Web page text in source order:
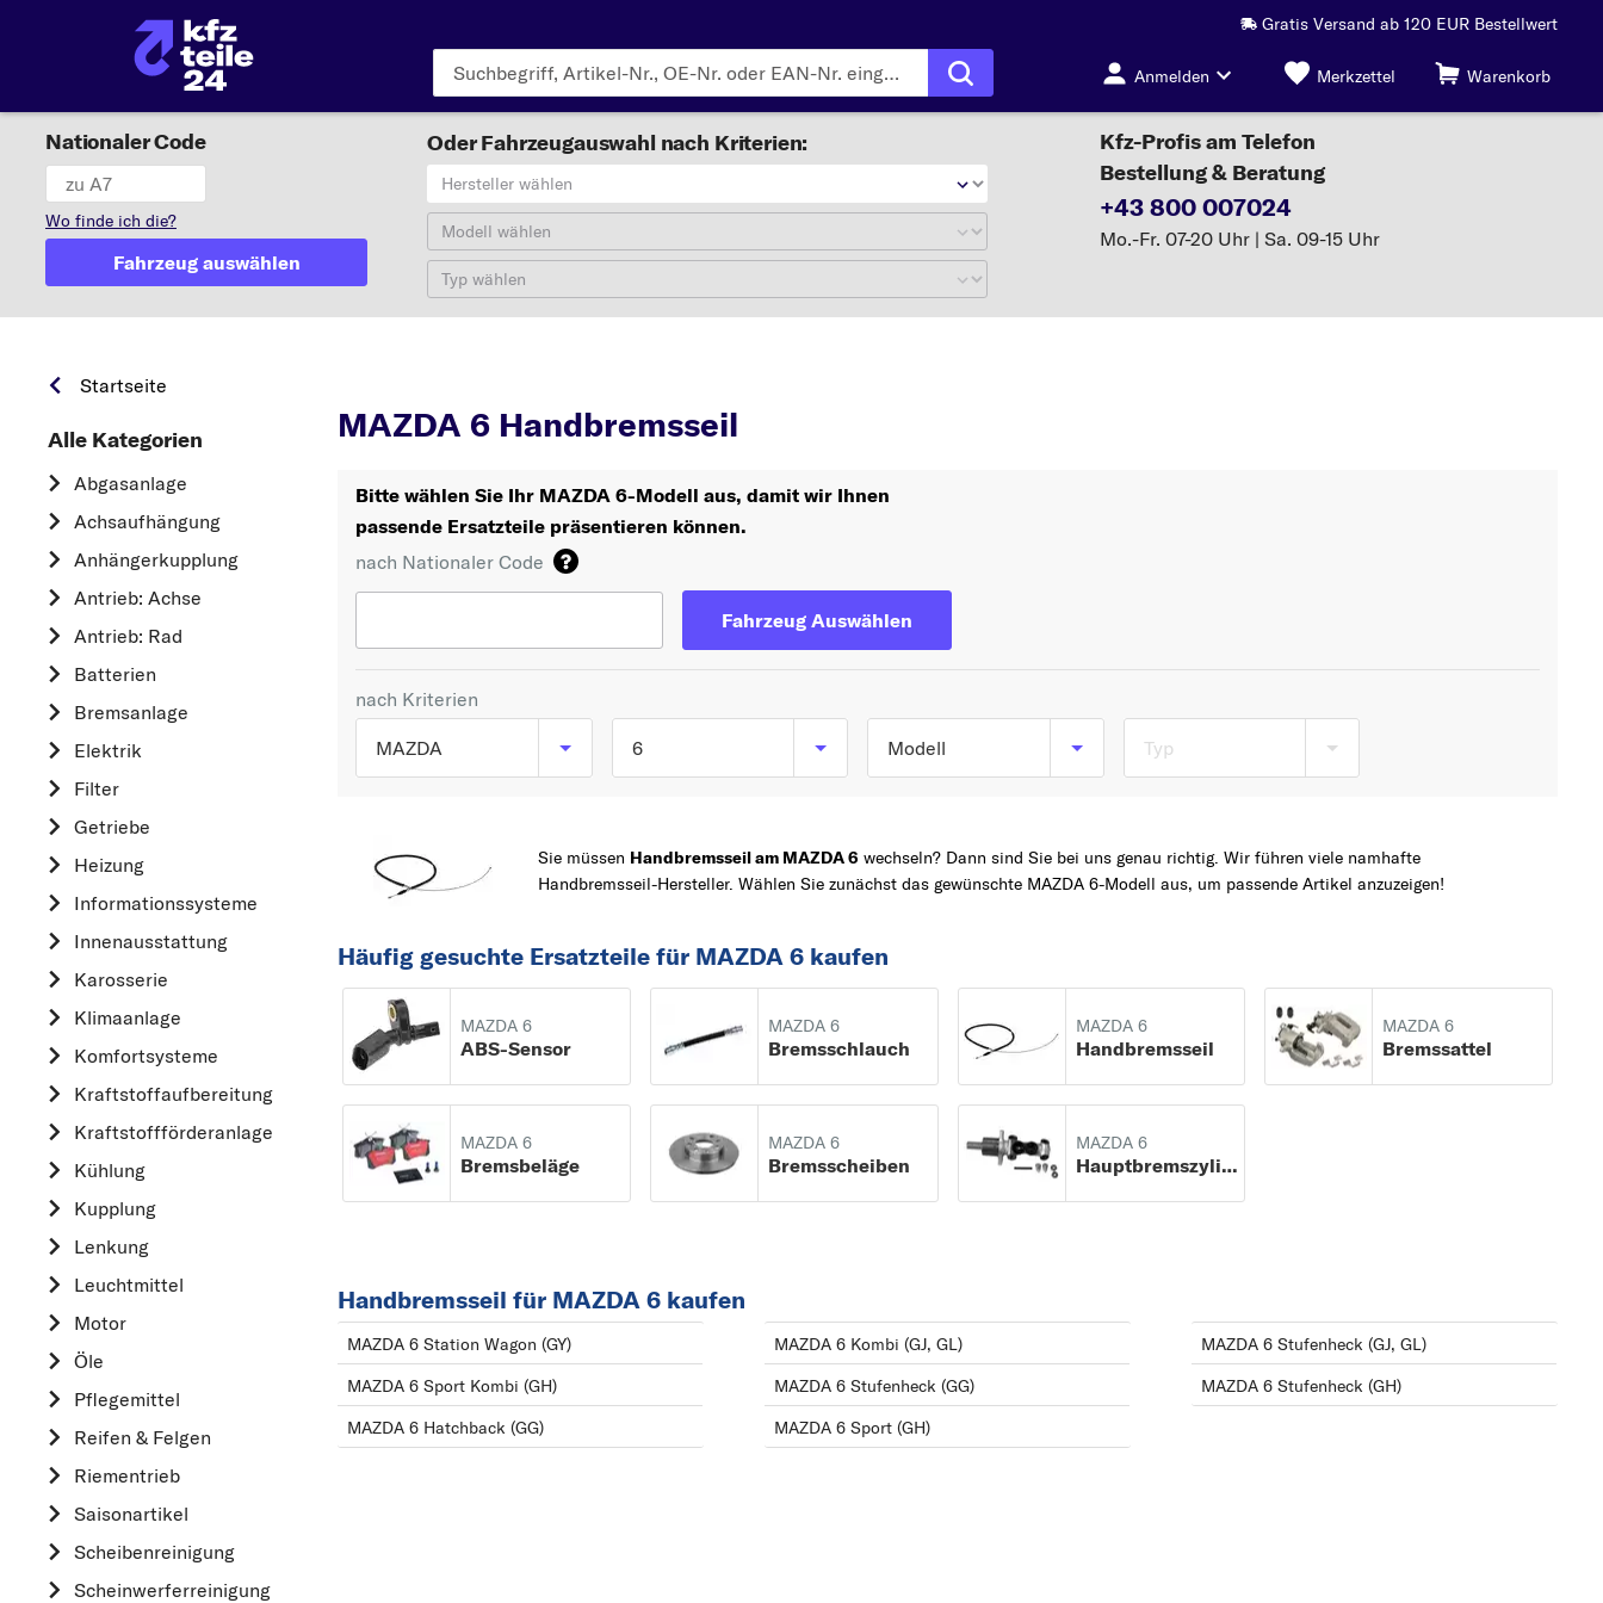
Gratis Versand ab 120 EUR Bestellwert
Anmelden Merkzettel Warenkorb
Nationaler Code
Wo finde ich die?
Fahrzeug auswählen
Oder Fahrzeugauswahl nach Kriterien:
Hersteller wählen
Modell wählen
Typ wählen
Kfz-Profis am Telefon
Bestellung & Beratung
+43 800 007024
Mo.-Fr. 07-20 Uhr | Sa. 09-15 Uhr
Startseite
Alle Kategorien
Abgasanlage
Achsaufhängung
Anhängerkupplung
Antrieb: Achse
Antrieb: Rad
Batterien
Bremsanlage
Elektrik
Filter
Getriebe
Heizung
Informationssysteme
Innenausstattung
Karosserie
Klimaanlage
Komfortsysteme
Kraftstoff­aufbereitung
Kraftstoff­förderanlage
Kühlung
Kupplung
Lenkung
Leuchtmittel
Motor
Öle
Pflegemittel
Reifen & Felgen
Riementrieb
Saisonartikel
Scheibenreinigung
Scheinwerferreinigung
MAZDA 6 Handbremsseil
Bitte wählen Sie Ihr MAZDA 6-Modell aus, damit wir Ihnen
passende Ersatzteile präsentieren können.
nach Nationaler Code
Fahrzeug Auswählen
nach Kriterien
MAZDA
OPEL
FORD
AUDI
A
ALFA ROMEO
B
BMW
C
D
DACIA
DAIHATSU
F
6
6
MX-5
323 C
323 F
5
Modell
6 Kombi (GJ, GL) ab
08/2007 bis 07/2013
6 Sport Kombi (GH) ab
12/2007 bis 07/2013
ab 08/2002 bis
12/2007
6 Stufenheck (GG) ab
6 Stufenheck (GJ, GL)
ab 12/2012
Typ
Sie müssen Handbremsseil am MAZDA 6 wechseln? Dann sind Sie bei uns genau richtig. Wir führen viele namhafte
Handbremsseil-Hersteller. Wählen Sie zunächst das gewünschte MAZDA 6-Modell aus, um passende Artikel anzuzeigen!
Häufig gesuchte Ersatzteile für MAZDA 6 kaufen
MAZDA 6
ABS-Sensor
MAZDA 6
Bremsschlauch
MAZDA 6
Handbremsseil
MAZDA 6
Bremssattel
MAZDA 6
Bremsbeläge
MAZDA 6
Bremsscheiben
MAZDA 6
Hauptbremszylinder
Handbremsseil für MAZDA 6 kaufen
MAZDA 6 Station Wagon (GY)
MAZDA 6 Sport Kombi (GH)
MAZDA 6 Hatchback (GG)
MAZDA 6 Kombi (GJ, GL)
MAZDA 6 Stufenheck (GG)
MAZDA 6 Sport (GH)
MAZDA 6 Stufenheck (GJ, GL)
MAZDA 6 Stufenheck (GH)